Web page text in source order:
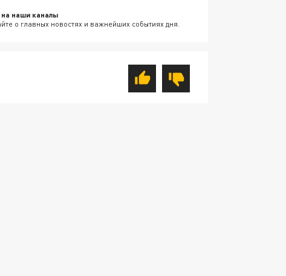
наши каналы
о главных новостях и важнейших событиях дня.